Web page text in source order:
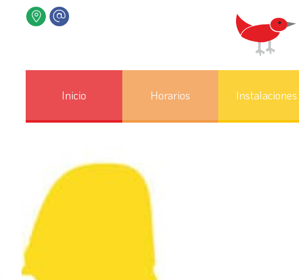
Inicio Horarios Instalaciones